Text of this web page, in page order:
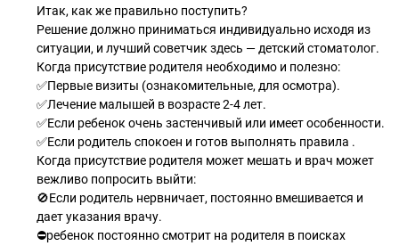
Итак, как же правильно поступить?
Решение должно приниматься индивидуально исходя из
ситуации, и лучший советчик здесь — детский стоматолог.
Когда присутствие родителя необходимо и полезно:
✅Первые визиты (ознакомительные, для осмотра).
✅Лечение малышей в возрасте 2-4 лет.
✅Если ребенок очень застенчивый или имеет особенности.
✅Если родитель спокоен и готов выполнять правила .
Когда присутствие родителя может мешать и врач может
вежливо попросить выйти:
🚫Если родитель нервничает, постоянно вмешивается и
дает указания врачу.
⛔️ребенок постоянно смотрит на родителя в поисках